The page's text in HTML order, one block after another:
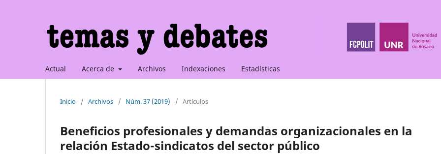
Actual Acerca de Archivos Indexaciones Estadísticas
Inicio / Archivos / Núm. 37 (2019) / Artículos
Beneficios profesionales y demandas organizacionales en la
relación Estado-sindicatos del sector público